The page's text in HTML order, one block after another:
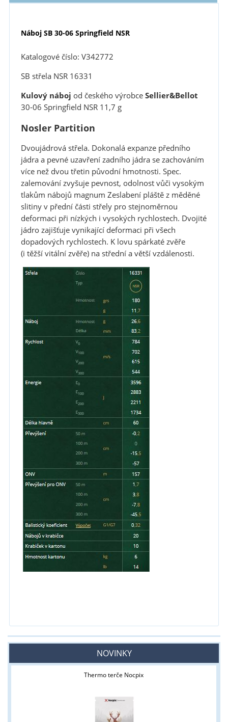
Náboj SB 30-06 Springfield NSR
Katalogové číslo: V342772
SB střela NSR 16331
Kulový náboj od českého výrobceSellier&Bellot
30-06 Springfield NSR 11,7 g
Nosler Partition
Dvoujádrová střela. Dokonalá expanze předního
jádra a pevné uzavření zadního jádra se zachováním
více než dvou třetin původní hmotnosti. Spec.
zalemování zvyšuje pevnost, odolnost vůči vysokým
tlakům nábojů magnum Zeslabení pláště z měděné
slitiny v přední části střely pro stejnoměrnou
deformaci při nízkých i vysokých rychlostech. Dvojité
jádro zajišťuje vynikající deformaci při všech
dopadových rychlostech. K lovu spárkaté zvěře
(i těžší vitální zvěře) na střední a větší vzdálenosti.
NOVINKY
Thermo terče Nocpix